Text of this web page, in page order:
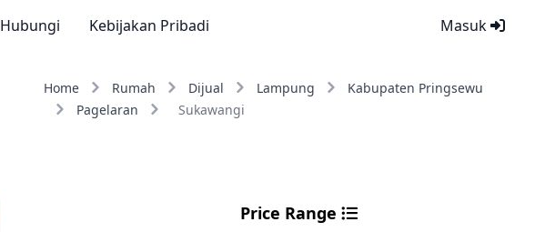
Masuk
Hubungi Kebijakan Pribadi
Home Rumah Dijual Lampung
Kabupaten Pringsewu
Pagelaran
Sukawangi
Price Range